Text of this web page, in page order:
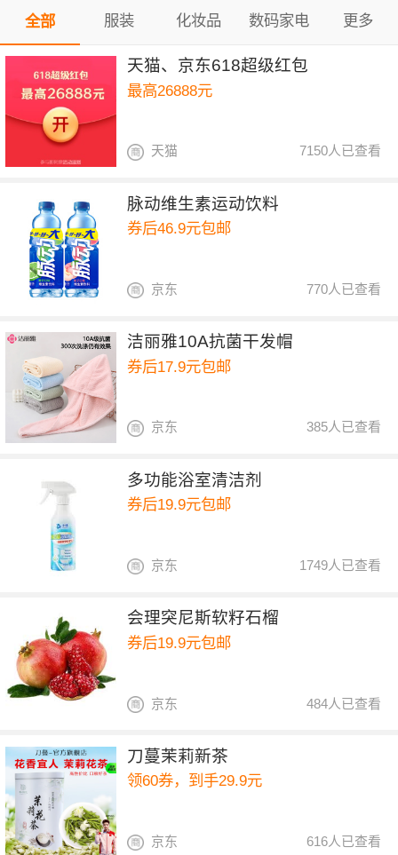
全部 服装 化妆品 数码家电 更多
天猫、京东618超级红包
最高26888元
7150人已查看
天猫
脉动维生素运动饮料
券后46.9元包邮
770人已查看
京东
洁丽雅10A抗菌干发帽
券后17.9元包邮
385人已查看
京东
多功能浴室清洁剂
券后19.9元包邮
1749人已查看
京东
会理突尼斯软籽石榴
券后19.9元包邮
484人已查看
京东
刀蔓茉莉新茶
领60券，到手29.9元
616人已查看
京东